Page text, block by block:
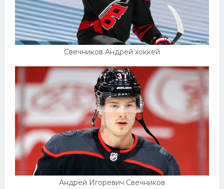
Свечников Андрей хоккей
Андрей Игоревич Свечников